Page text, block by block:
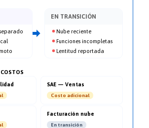
EN TRANSICIÓN
Nube reciente
Funciones incompletas
Lentitud reportada
SAE — Ventas
Costo adicional
Facturación nube
En transición